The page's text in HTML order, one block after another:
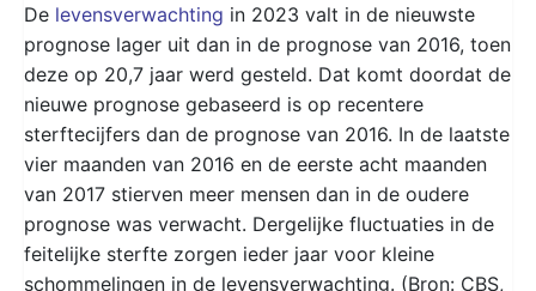
De levensverwachting in 2023 valt in de nieuwste
prognose lager uit dan in de prognose van 2016, toen
deze op 20,7 jaar werd gesteld. Dat komt doordat de
nieuwe prognose gebaseerd is op recentere
sterftecijfers dan de prognose van 2016. In de laatste
vier maanden van 2016 en de eerste acht maanden
van 2017 stierven meer mensen dan in de oudere
prognose was verwacht. Dergelijke fluctuaties in de
feitelijke sterfte zorgen ieder jaar voor kleine
schommelingen in de levensverwachting. (Bron: CBS,